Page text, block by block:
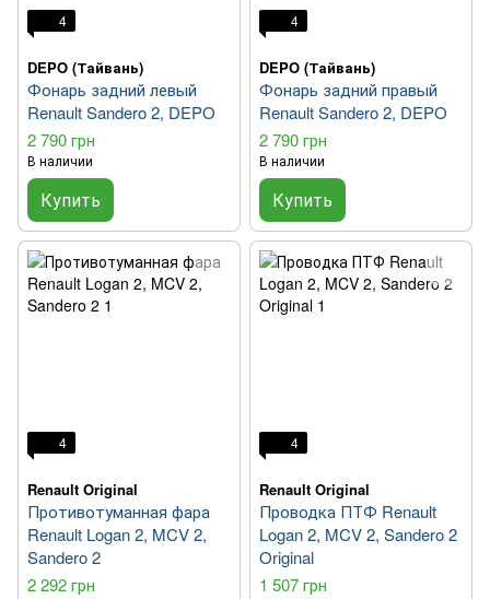
4
DEPO (Тайвань)
Фонарь задний левый
Renault Sandero 2, DEPO
2 790 грн
В наличии
Купить
4
DEPO (Тайвань)
Фонарь задний правый
Renault Sandero 2, DEPO
2 790 грн
В наличии
Купить
4
Renault Original
Противотуманная фара
Renault Logan 2, MCV 2,
Sandero 2
2 292 грн
4
Renault Original
Проводка ПТФ Renault
Logan 2, MCV 2, Sandero 2
Original
1 507 грн